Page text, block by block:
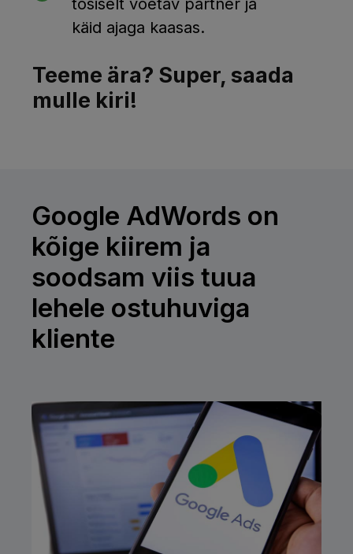
käid ajaga kaasas.
Teeme ära? Super, saada
mulle kiri!
Google AdWords on
kõige kiirem ja
soodsam viis tuua
lehele ostuhuviga
kliente